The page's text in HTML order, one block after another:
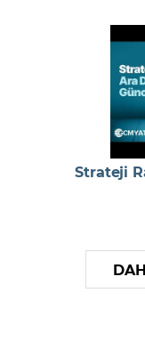
Strateji